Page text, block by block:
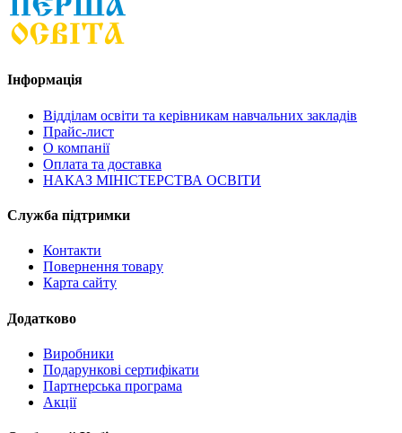
Інформація
Відділам освіти та керівникам навчальних закладів
Прайс-лист
О компанії
Оплата та доставка
НАКАЗ МІНІСТЕРСТВА ОСВІТИ
Служба підтримки
Контакти
Повернення товару
Карта сайту
Додатково
Виробники
Подарункові сертифікати
Партнерська програма
Акції